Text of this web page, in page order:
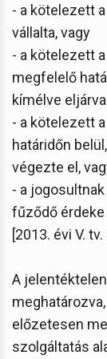
- a kötelezett
vállalta, vagy
- a kötelezett
megfelelő
kímélve
- a kötelezett
határidőn
végezte el,
- a
fűződő érdeke
[2013. évi V.
A
előzetesen
szolgáltatás